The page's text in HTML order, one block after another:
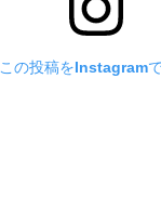
この投稿をInstagram